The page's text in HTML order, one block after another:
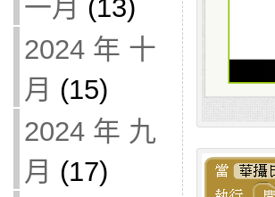
一月 (13)
2024 年 十
月 (15)
2024 年 九
月 (17)